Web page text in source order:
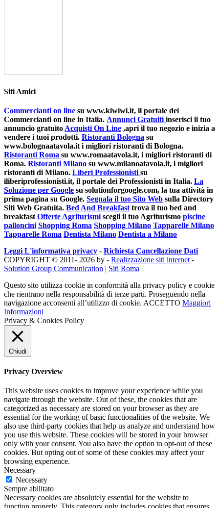
Siti Amici
Commercianti on line su www.kiwiwi.it, il portale dei
Commercianti on line in Italia. Annunci Gratuitiinserisci il tuo
annuncio gratuitoAcquisti On Line ,apri il tuo negozio e inizia a
vendere i tuoi prodotti. Ristoranti Bologna su
www.bolognaatavola.it i migliori ristoranti di Bologna.
Ristoranti Roma su www.romaatavola.it, i migliori ristoranti di
Roma. Ristoranti Milano su www.milanoatavola.it, i migliori
ristoranti di Milano. Liberi Professionistisu
iliberiprofessionisti.it, il portale dei Professionisti in Italia. La
Soluzione per Google su solutionforgoogle.com, la tua attività in
prima pagina su Google. Segnala il tuo Sito Web sulla Directory
Siti Web Gratuita. Bed And Breakfasttrova il tuo bed and
breakfastOfferte Agriturismiscegli il tuo Agriturismo piscine
palloncini Shopping Roma Shopping Milano Tapparelle Milano
Tapparelle Roma Dentista Milano Dentista a Milano
Leggi L'informativa privacy - Richiesta Cancellazione Dati
COPYRIGHT © 2011- 2026 by - Realizzazione siti internet-
Solution Group Communication | Siti Roma
Questo sito utilizza cookie in conformità alla privacy policy e cookie
che rientrano nella responsabilità di terze parti. Proseguendo nella
navigazione acconsenti all’utilizzo di cookie. ACCETTO Maggiori
Informazioni
Privacy & Cookies Policy
Chiudi
Privacy Overview
This website uses cookies to improve your experience while you
navigate through the website. Out of these, the cookies that are
categorized as necessary are stored on your browser as they are
essential for the working of basic functionalities of the website. We
also use third-party cookies that help us analyze and understand how
you use this website. These cookies will be stored in your browser
only with your consent. You also have the option to opt-out of these
cookies. But opting out of some of these cookies may affect your
browsing experience.
Necessary
Necessary
Sempre abilitato
Necessary cookies are absolutely essential for the website to
function properly. This category only includes cookies that ensures